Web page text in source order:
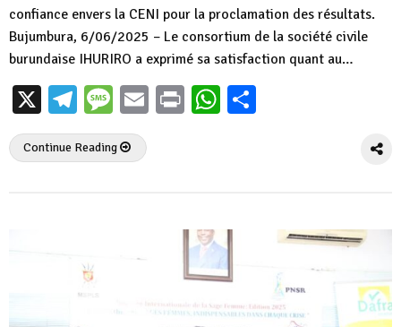
confiance envers la CENI pour la proclamation des résultats.
Bujumbura, 6/06/2025 – Le consortium de la société civile
burundaise IHURIRO a exprimé sa satisfaction quant au…
X Telegram
Message
EmailPrintWhatsApp
Continue Reading